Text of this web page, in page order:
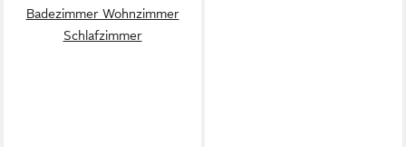
Badezimmer Wohnzimmer
Schlafzimmer